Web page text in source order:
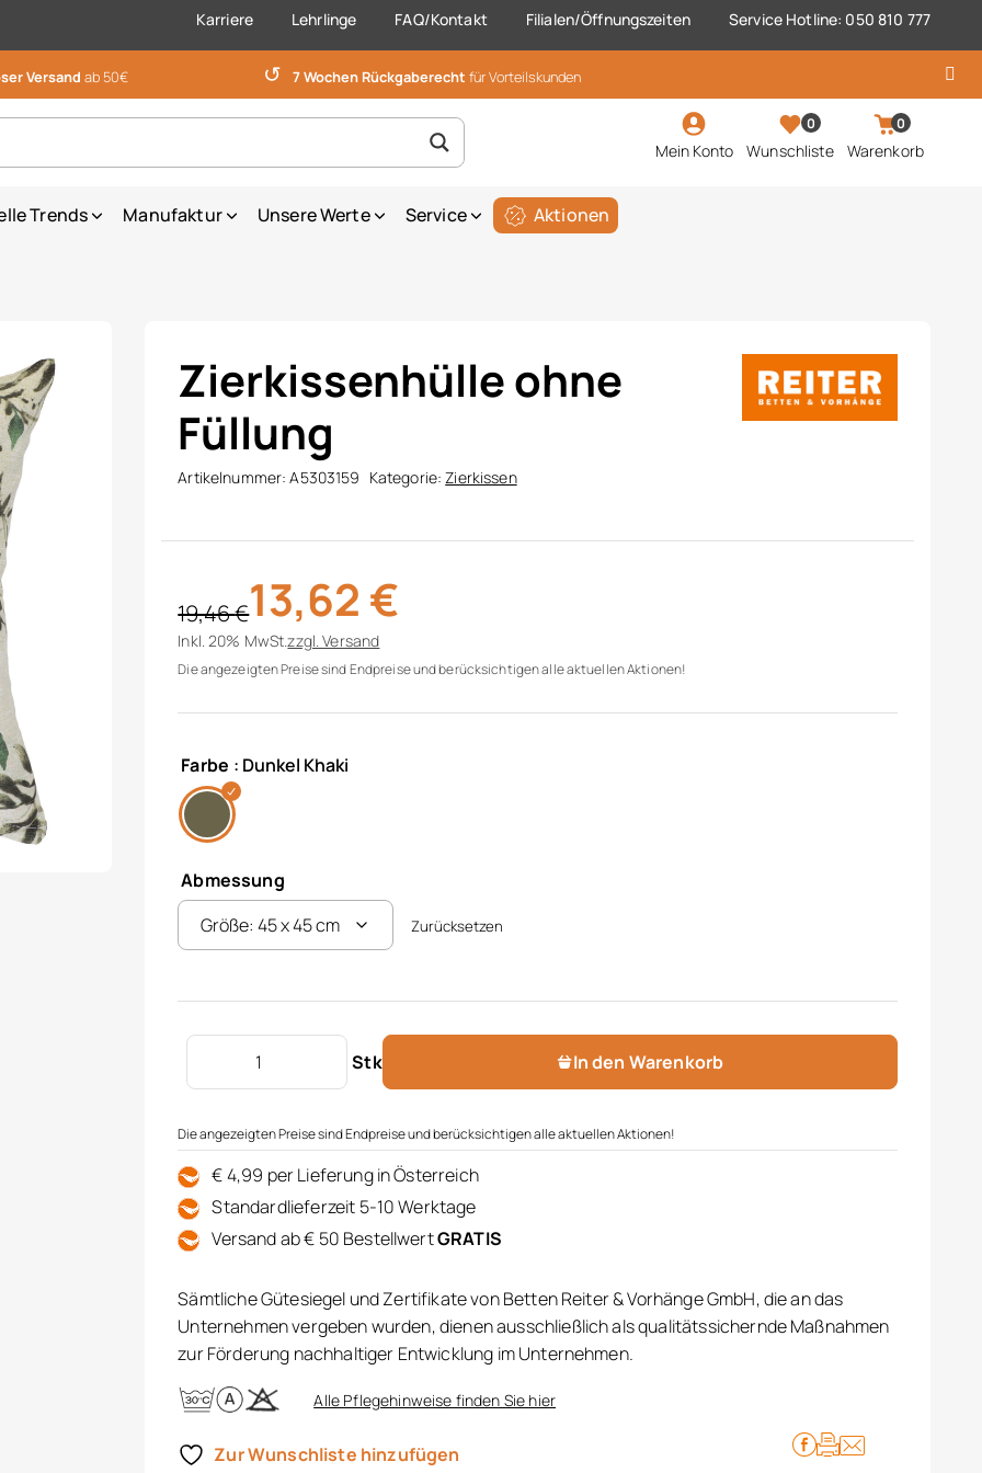
Karriere Lehrlinge FAQ/Kontakt Filialen/Öffnungszeiten Service Hotline: 050 810 777
Versand ab 50€ ↺ 7 Wochen Rückgaberecht für Vorteilskunden
Mein Konto
0
Wunschliste
0
Warenkorb
Trends Manufaktur Unsere Werte Service Aktionen
Zierkissenhülle ohne
Füllung
Artikelnummer:A5303159 Kategorie:Zierkissen
19,46€
Ursprünglicher Preis war: 19,46 €
13,62 €
Aktueller Preis ist: 13,62 €.
Inkl. 20% MwSt.zzgl.Versand
Die angezeigten Preise sind Endpreise und berücksichtigen alle aktuellen Aktionen!
Farbe : Dunkel Khaki
Abmessung
Zurücksetzen
Stk
Zierkissenhülle ohne Füllung Menge
In den Warenkorb
Die angezeigten Preise sind Endpreise und berücksichtigen alle aktuellen Aktionen!
€ 4,99 per Lieferung in Österreich
Standardlieferzeit 5-10 Werktage
Versand ab € 50 BestellwertGRATIS
Sämtliche Gütesiegel und Zertifikate von Betten Reiter & Vorhänge GmbH, die an das
Unternehmen vergeben wurden, dienen ausschließlich als qualitätssichernde Maßnahmen
zur Förderung nachhaltiger Entwicklung im Unternehmen.
Alle Pflegehinweise finden Sie hier
Zur Wunschliste hinzufügen